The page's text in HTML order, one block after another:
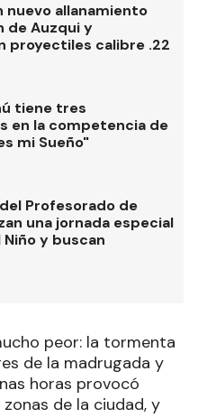
nuevo allanamiento
de Auzqui y
proyectiles calibre .22
tiene tres
en la competencia de
mi Sueño"
Profesorado de
una jornada especial
Niño y buscan
peor: la tormenta
de la madrugada y
horas provocó
de la ciudad, y